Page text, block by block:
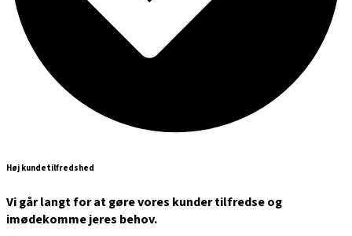
Høj kundetilfredshed
Vi går langt for at gøre vores kunder tilfredse og
imødekomme jeres behov.